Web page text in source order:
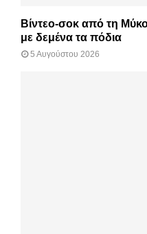
Βίντεο-σοκ από τη
με δεμένα τα πόδια
5 Αυγούστου 2026